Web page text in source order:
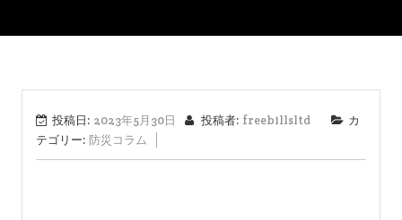
投稿日: 2023年5月30日 投稿者: freebillsltd
カ
テゴリー: 防災コラム